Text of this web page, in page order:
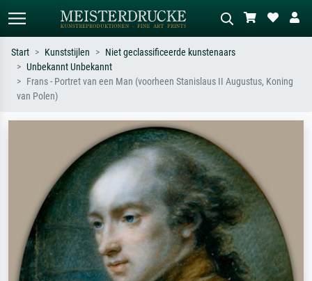
Standaard zoeken AI-beeldzoeker
Zoek op kunstenaar, titel of stijl – bijv.
Hokusai-golf, naakt.
olieverfschilderij, staand naakt naast
een boom.
Start Kunststijlen
Niet geclassificeerde kunstenaars
Unbekannt Unbekannt
Frans - Portret van een Man (voorheen Stanislaus II Augustus, Koning
van Polen)